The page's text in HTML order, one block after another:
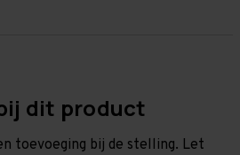
dit product
toevoeging bij de stelling. Let